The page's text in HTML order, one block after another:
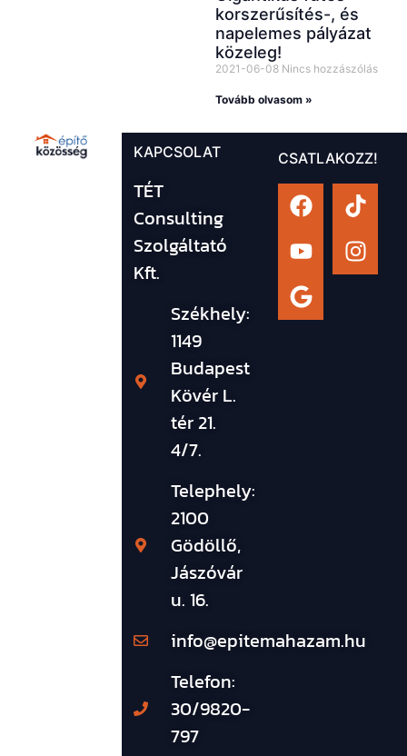
korszerűsítés-, és
napelemes pályázat
közeleg!
2021-06-08 Nincs hozzászólás
Tovább olvasom »
KAPCSOLAT
TÉT
Consulting
Szolgáltató
Kft.
Székhely:
1149
Budapest
Kövér L.
tér 21.
4/7.
Telephely:
2100
Gödöllő,
Jászóvár
u. 16.
info@epitemahazam.hu
Telefon:
30/9820-
797
CSATLAKOZZ!